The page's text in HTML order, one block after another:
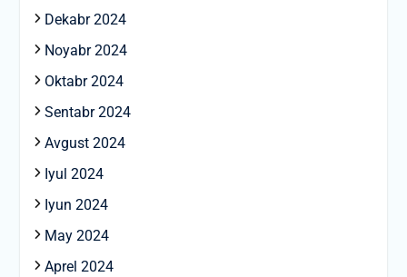
Dekabr 2024
Noyabr 2024
Oktabr 2024
Sentabr 2024
Avgust 2024
Iyul 2024
Iyun 2024
May 2024
Aprel 2024